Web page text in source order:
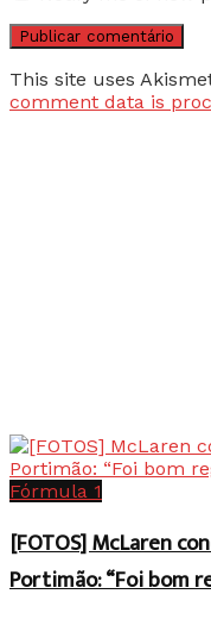
This site uses
comment data is
Fórmula 1
[FOTOS] McLaren
Portimão: “Foi bom